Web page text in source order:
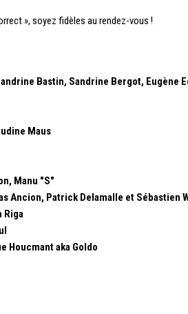
», soyez fidèles au rendez-vous !
Bastin, Sandrine Bergot, Eugène
Maus
Manu "S"
Ancion, Patrick Delamalle et Sébastien
Riga
Houcmant aka Goldo